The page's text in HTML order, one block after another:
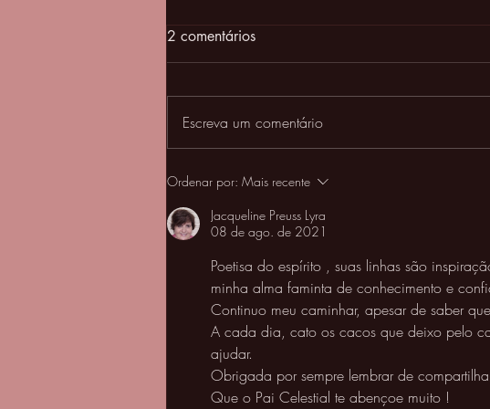
2 comentários
Escreva um comentário
Ordenar por: Mais recente
Jacqueline Preuss Lyra
08 de ago. de 2021
Poetisa do espírito , suas linhas são
minha alma faminta de conhecimento e
Continuo meu caminhar, apesar de saber
A cada dia, cato os cacos que deixo pelo
ajudar.
Obrigada por sempre lembrar de
Que o Pai Celestial te abençoe muito !